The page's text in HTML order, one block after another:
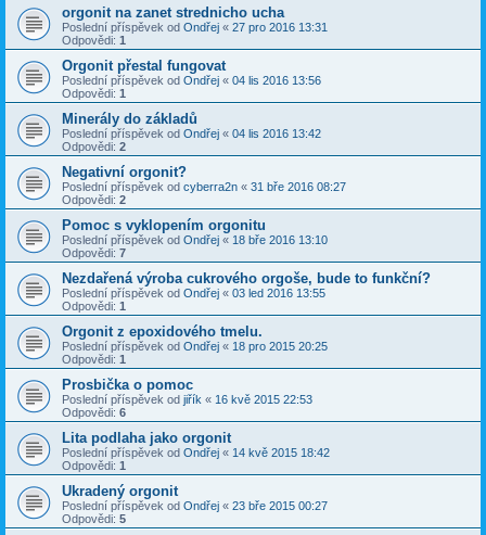
orgonit na zanet strednicho ucha
Poslední příspěvek od Ondřej « 27 pro 2016 13:31
Odpovědi: 1
Orgonit přestal fungovat
Poslední příspěvek od Ondřej « 04 lis 2016 13:56
Odpovědi: 1
Minerály do základů
Poslední příspěvek od Ondřej « 04 lis 2016 13:42
Odpovědi: 2
Negativní orgonit?
Poslední příspěvek od cyberra2n « 31 bře 2016 08:27
Odpovědi: 2
Pomoc s vyklopením orgonitu
Poslední příspěvek od Ondřej « 18 bře 2016 13:10
Odpovědi: 7
Nezdařená výroba cukrového orgoše, bude to funkční?
Poslední příspěvek od Ondřej « 03 led 2016 13:55
Odpovědi: 1
Orgonit z epoxidového tmelu.
Poslední příspěvek od Ondřej « 18 pro 2015 20:25
Odpovědi: 1
Prosbička o pomoc
Poslední příspěvek od jiřík « 16 kvě 2015 22:53
Odpovědi: 6
Lita podlaha jako orgonit
Poslední příspěvek od Ondřej « 14 kvě 2015 18:42
Odpovědi: 1
Ukradený orgonit
Poslední příspěvek od Ondřej « 23 bře 2015 00:27
Odpovědi: 5